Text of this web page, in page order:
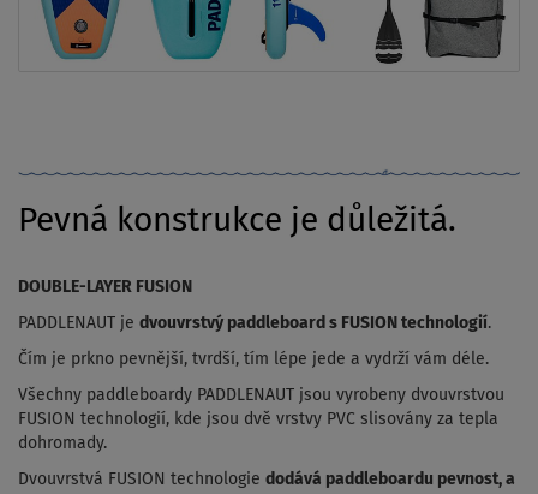
Pevná konstrukce je důležitá.
DOUBLE-LAYER FUSION
PADDLENAUT je dvouvrstvý paddleboard s FUSION technologií.
Čím je prkno pevnější, tvrdší, tím lépe jede a vydrží vám déle.
Všechny paddleboardy PADDLENAUT jsou vyrobeny dvouvrstvou
FUSION technologií, kde jsou dvě vrstvy PVC slisovány za tepla
dohromady.
Dvouvrstvá FUSION technologie dodává paddleboardu pevnost, a